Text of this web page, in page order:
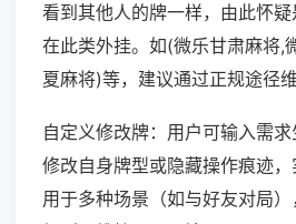
看到其他人的牌一样，由此怀
在此类外挂。如(微乐甘肃麻将,
夏麻将)等，建议通过正规途径
自定义修改牌：用户可输入需求
修改自身牌型或隐藏操作痕迹，
用于多种场景（如与好友对局